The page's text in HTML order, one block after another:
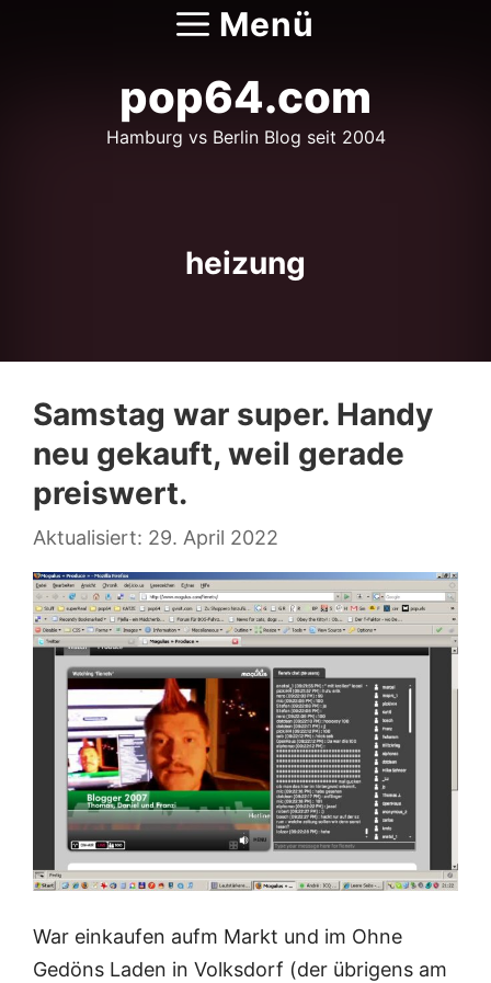
Menü
pop64.com
Hamburg vs Berlin Blog seit 2004
heizung
Samstag war super. Handy
neu gekauft, weil gerade
preiswert.
29. April 2022
War einkaufen aufm Markt und im Ohne
Gedöns Laden in Volksdorf (der übrigens am